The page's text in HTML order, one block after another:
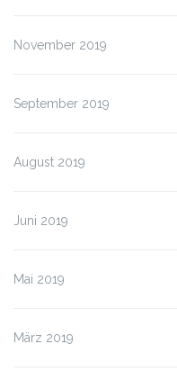
November 2019
September 2019
August 2019
Juni 2019
Mai 2019
März 2019